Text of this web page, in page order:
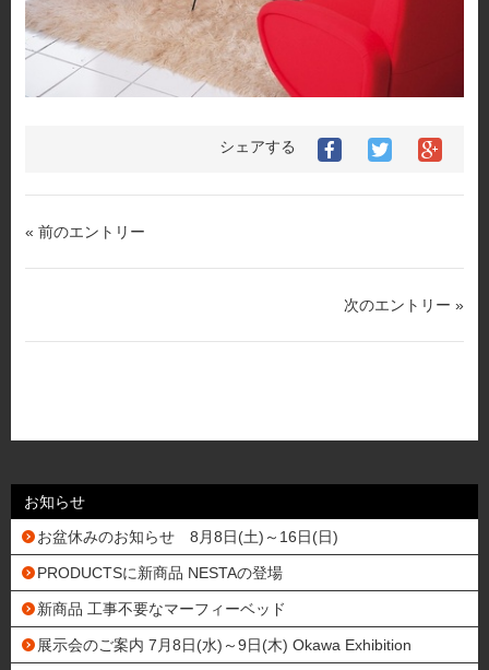
シェアする
Facebook
で
る
Twitter
で
る
シ
« 前のエントリー
次のエントリー »
お知らせ
お盆休みのお知らせ 8月8日(土)～16日(日)
PRODUCTSに新商品 NESTAの登場
新商品 工事不要なマーフィーベッド
展示会のご案内 7月8日(水)～9日(木) Okawa Exhibition